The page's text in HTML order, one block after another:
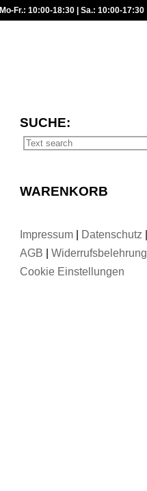
Mo-Fr.: 10:00-18:30 | Sa.: 10:00-17:30
SUCHE:
WARENKORB
Impressum Datenschutz
AGB
Widerrufsbelehrung
Cookie Einstellungen